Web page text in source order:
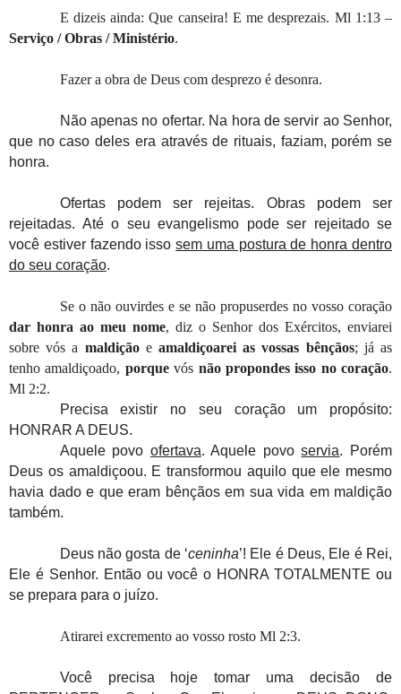
E dizeis ainda: Que canseira! E me desprezais. Ml 1:13 –
Serviço /Obras / Ministério.
Fazer a obra de Deus com desprezo é desonra.
Não apenas no ofertar. Na hora de servir ao Senhor,
que no caso deles era através de rituais, faziam, porém se
honra.
Ofertas podem ser rejeitas. Obras podem ser
rejeitadas. Até o seu evangelismo pode ser rejeitado se
você estiver fazendo issosem uma postura de honra dentro
do seu coração.
Se o não ouvirdes e se não propuserdes no vosso coração
dar honra ao meu nome, diz o Senhor dos Exércitos, enviarei
sobre vós a maldiçãoeamaldiçoarei as vossas bênçãos; já as
tenho amaldiçoado, porquevós não propondes isso no coração.
Ml 2:2.
Precisa existir no seu coração um propósito:
HONRAR A DEUS.
Aquele povo ofertava. Aquele povoservia. Porém
Deus os amaldiçoou. E transformou aquilo que ele mesmo
havia dado e que eram bênçãos em sua vida em maldição
também.
Deus não gosta de ‘ceninha’! Ele é Deus, Ele é Rei,
Ele é Senhor. Então ou você o HONRA TOTALMENTE ou
se prepara para o juízo.
Atirarei excremento ao vosso rosto Ml 2:3.
Você precisa hoje tomar uma decisão de